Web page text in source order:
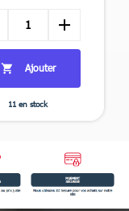
add
 Ajouter
11 en stock